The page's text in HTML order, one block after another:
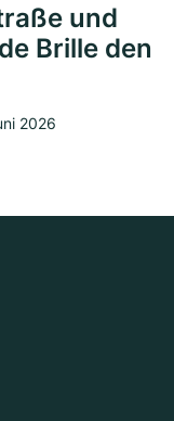
und
Brille den
2026